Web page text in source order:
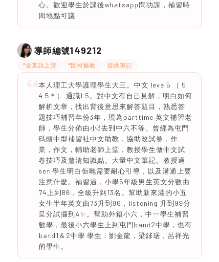
心。歡迎學生於課後whatsapp問功課，補習時
間地點可議
導師編號149212
*全英語上堂 *因材施教 提供筆記
本人理工大學護理學生大三。中文 level5 （ 5
4 5＊） 通識L5。對中文有自己見解，明白如何
解析文章，找出背後意思來解答題目，熟悉答
題技巧補習年份3年，現為parttime 英文補習老
師，學生分佈由小3去到中六不等。曾經為屯門
碼頭中型補習社中文助教，協助改試卷，作
業，作文，輔助老師上堂，教授學生做中文試
卷技巧及釐清知識點。大量中文筆記。教授過
sen 學生明白佢哋需要耐心引導，以及溝通上要
注意什麼。補習過，小學5年級男生英文分數由
74上到86，全級升到13名。幫助新來港的小五
女生半年英文由73升到86，listening 升到99分
呈分試攞到A✨️。幫助外籍小六，中一學生補習
數學，最後小六學生上到屯門band2中學，也有
band1＆2中學 學生：劉金龍，梁銶琚，呂祥光
的學生。